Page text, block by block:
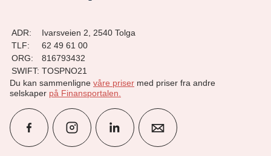
ADR:
Ivarsveien 2, 2540 Tolga
TLF:
62 49 61 00
ORG:
816793432
SWIFT: TOSPNO21
Du kan sammenligne våre priser med priser fra andre
selskaper på Finansportalen